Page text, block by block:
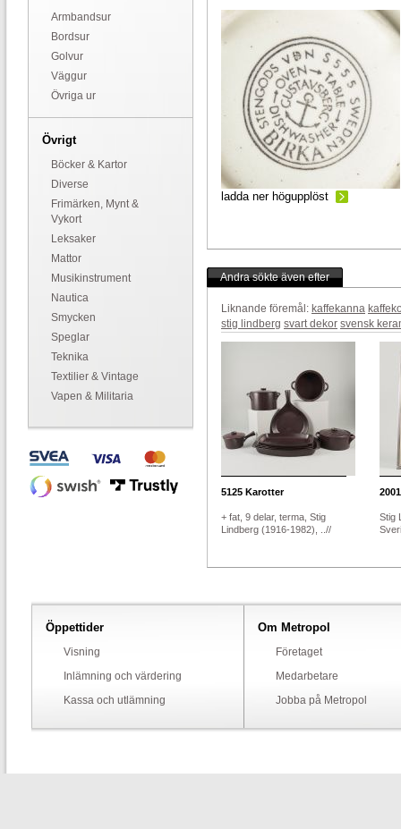
Armbandsur
Bordsur
Golvur
Väggur
Övriga ur
Övrigt
Böcker & Kartor
Diverse
Frimärken, Mynt &
Vykort
Leksaker
Mattor
Musikinstrument
Nautica
Smycken
Speglar
Teknika
Textilier & Vintage
Vapen & Militaria
ladda ner högupplöst
Andra sökte även efter
Liknande föremål: kaffekanna
stig lindberg svart dekor svensk
5125 Karotter
+ fat, 9 delar, terma, Stig
Lindberg (1916-1982), ..//
2001
Stig
Öppettider
Visning
Inlämning och värdering
Kassa och utlämning
Om Metropol
Företaget
Medarbetare
Jobba på Metropol